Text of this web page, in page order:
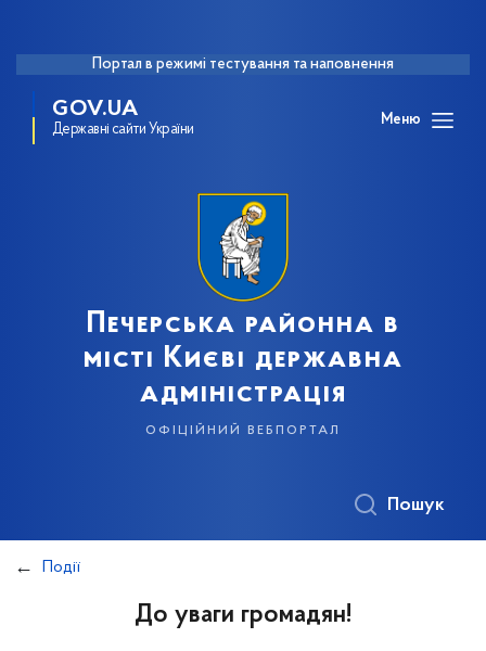
Портал в режимі тестування та наповнення
GOV.UA
Державні сайти України
Меню
Печерська районна в
місті Києві державна
адміністрація
офіційний вебпортал
Пошук
Події
До уваги громадян!